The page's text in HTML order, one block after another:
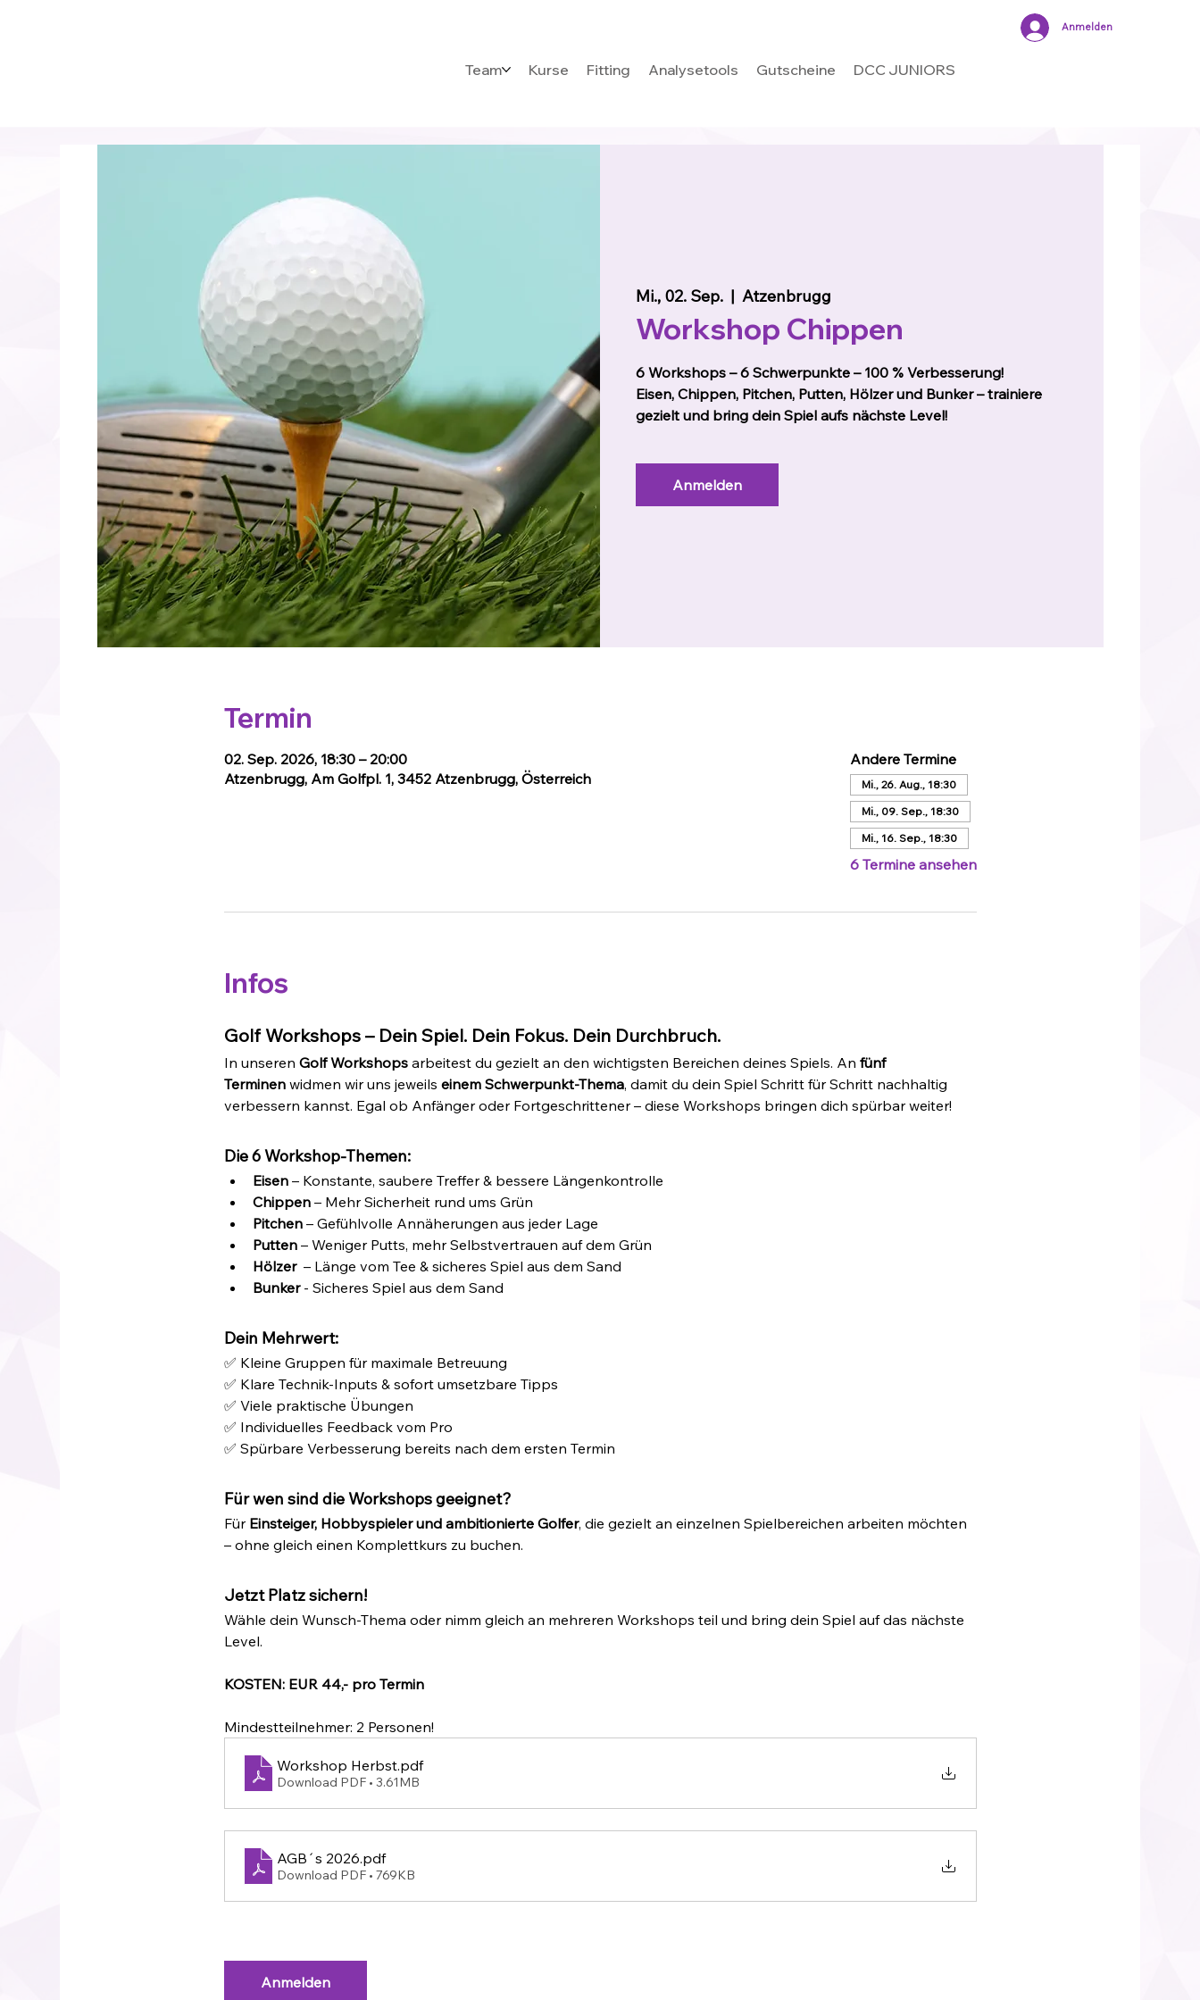
Team Kurse Fitting Analysetools Gutscheine DCC JUNIORS
Anmelden
Mi., 02. Sep.
  |
Atzenbrugg
Workshop Chippen
6 Workshops – 6 Schwerpunkte – 100 % Verbesserung!
Eisen, Chippen, Pitchen, Putten, Hölzer und Bunker – trainiere
gezielt und bring dein Spiel aufs nächste Level!
Anmelden
Termin
02. Sep. 2026, 18:30 – 20:00
Atzenbrugg, Am Golfpl. 1, 3452 Atzenbrugg, Österreich
Andere Termine
Mi., 26. Aug., 18:30
Mi., 09. Sep., 18:30
Mi., 16. Sep., 18:30
6 Termine ansehen
Infos
Golf Workshops – Dein Spiel. Dein Fokus. Dein Durchbruch.
In unseren Golf Workshops arbeitest du gezielt an den wichtigsten Bereichen deines Spiels. An fünf
Terminen widmen wir uns jeweils einem Schwerpunkt-Thema, damit du dein Spiel Schritt für Schritt nachhaltig
verbessern kannst. Egal ob Anfänger oder Fortgeschrittener – diese Workshops bringen dich spürbar weiter!
Die 6 Workshop-Themen:
Eisen – Konstante, saubere Treffer & bessere Längenkontrolle
Chippen – Mehr Sicherheit rund ums Grün
Pitchen – Gefühlvolle Annäherungen aus jeder Lage
Putten – Weniger Putts, mehr Selbstvertrauen auf dem Grün
Hölzer – Länge vom Tee & sicheres Spiel aus dem Sand
Bunker - Sicheres Spiel aus dem Sand
Dein Mehrwert:
✅ Kleine Gruppen für maximale Betreuung
✅ Klare Technik-Inputs & sofort umsetzbare Tipps
✅ Viele praktische Übungen
✅ Individuelles Feedback vom Pro
✅ Spürbare Verbesserung bereits nach dem ersten Termin
Für wen sind die Workshops geeignet?
Für Einsteiger, Hobbyspieler und ambitionierte Golfer, die gezielt an einzelnen Spielbereichen arbeiten möchten
– ohne gleich einen Komplettkurs zu buchen.
Jetzt Platz sichern!
Wähle dein Wunsch-Thema oder nimm gleich an mehreren Workshops teil und bring dein Spiel auf das nächste
Level.
KOSTEN: EUR 44,- pro Termin
Mindestteilnehmer: 2 Personen!
Workshop Herbst.pdf
Download PDF • 3.61MB
AGB´s 2026.pdf
Download PDF • 769KB
Anmelden